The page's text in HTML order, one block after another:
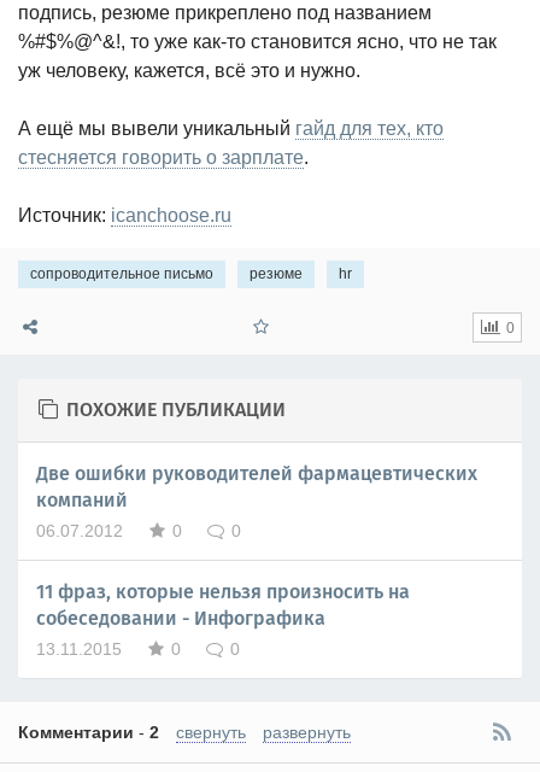
подпись, резюме прикреплено под названием
%#$%@^&!, то уже как-то становится ясно, что не так
уж человеку, кажется, всё это и нужно.
А ещё мы вывели уникальный гайд для тех, кто
стесняется говорить о зарплате.
Источник: icanchoose.ru
сопроводительное письмо резюме hr
0
ПОХОЖИЕ ПУБЛИКАЦИИ
Две ошибки руководителей фармацевтических
компаний
06.07.2012 0 0
11 фраз, которые нельзя произносить на
собеседовании - Инфографика
13.11.2015 0 0
Комментарии - 2 свернуть развернуть